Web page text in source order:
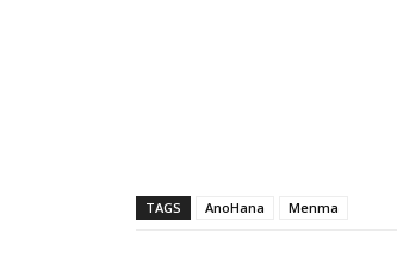
TAGS AnoHana Menma